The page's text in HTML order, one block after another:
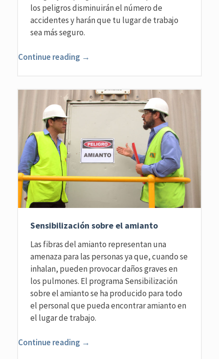
los peligros disminuirán el número de
accidentes y harán que tu lugar de trabajo
sea más seguro.
Continue reading →
Sensibilización sobre el amianto
Las fibras del amianto representan una
amenaza para las personas ya que, cuando se
inhalan, pueden provocar daños graves en
los pulmones. El programa Sensibilización
sobre el amianto se ha producido para todo
el personal que pueda encontrar amianto en
el lugar de trabajo.
Continue reading →